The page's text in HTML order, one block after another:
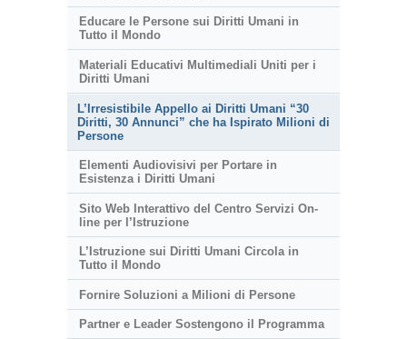
Educare le Persone sui Diritti Umani in
Tutto il Mondo
Materiali Educativi Multimediali Uniti per i
Diritti Umani
L’Irresistibile Appello ai Diritti Umani “30
Diritti, 30 Annunci” che ha Ispirato Milioni di
Persone
Elementi Audiovisivi per Portare in
Esistenza i Diritti Umani
Sito Web Interattivo del Centro Servizi On-
line per l’Istruzione
L’Istruzione sui Diritti Umani Circola in
Tutto il Mondo
Fornire Soluzioni a Milioni di Persone
Partner e Leader Sostengono il Programma